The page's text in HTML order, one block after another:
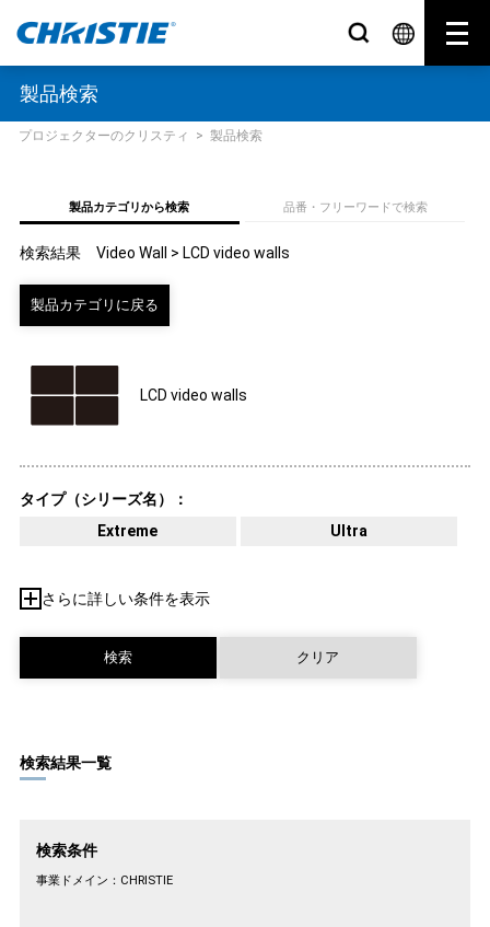
製品検索
プロジェクターのクリスティ > 製品検索
製品カテゴリから検索 品番・フリーワードで検索
検索結果 Video Wall > LCD video walls
LCD video walls
タイプ（シリーズ名）：
Extreme
Ultra
さらに詳しい条件を表示
検索結果一覧
検索条件
事業ドメイン： CHRISTIE